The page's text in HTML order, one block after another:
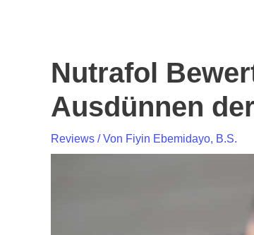
Nutrafol
Ausdünnen
Reviews / Von Fiyin Ebemidayo, B.S.